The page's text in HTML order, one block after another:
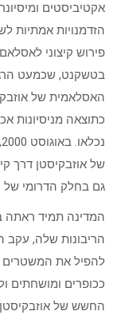
אקטיביסטים
הזדמנויות אמתיות
בטשקנט, שכמעט
כתוצאה מניסיונות
של אוזבקיסטן דרך
גם בחלק הדרומי של
המדינה תמיד ראתה
הריבונות שלה, עקב
להפיל את המשטרים
ככופרים
החשש של אוזבקיסטן